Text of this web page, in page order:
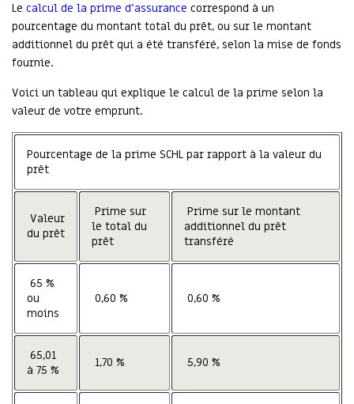
Le calcul de la prime d’assurance correspond à un
pourcentage du montant total du prêt, ou sur le montant
additionnel du prêt qui a été transféré, selon la mise de fonds
fournie.
Voici un tableau qui explique le calcul de la prime selon la
valeur de votre emprunt.
Pourcentage de la prime SCHL par rapport à la valeur du
prêt
Valeur
du prêt
Prime sur
le total du
prêt
Prime sur le montant
additionnel du prêt
transféré
65 %
ou
moins
0,60 % 0,60 %
65,01
à 75 %
1,70 % 5,90 %